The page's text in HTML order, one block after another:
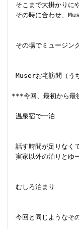
そこまで大掛かりに
その時に合わせ、
その場でミュージン
Muserお宅訪問（う
***今回、最初から最
温泉宿で一泊
話す時間が足りなく
実家以外の泊りとゆ
むしろ泊まり
今回と同じようなそ